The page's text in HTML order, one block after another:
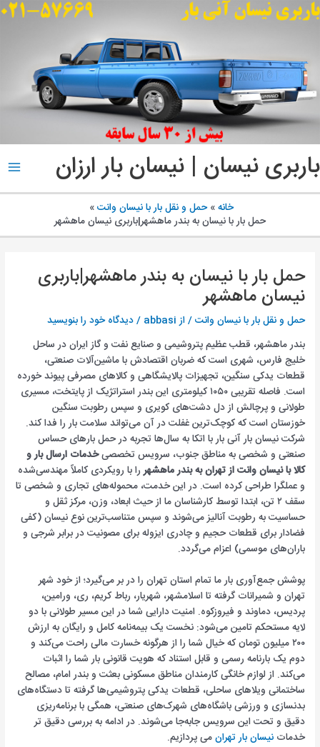
باربری نیسان | نیسان بار ارزان
خانه
حمل و نقل بار با نیسان وانت
حمل بار با نیسان به بندر ماهشهر|باربری نیسان ماهشهر
حمل بار با نیسان به بندر ماهشهر|باربری
نیسان ماهشهر
حمل و نقل بار با نیسان وانت/ از abbasi
/دیدگاه‌ خود را بنویسید
بندر ماهشهر، قطب عظیم پتروشیمی و صنایع نفت و گاز ایران در ساحل
خلیج فارس، شهری است که ضربان اقتصادش با ماشین‌آلات صنعتی،
قطعات یدکی سنگین، تجهیزات پالایشگاهی و کالاهای مصرفی پیوند خورده
است. فاصله تقریبی ۱۰۵۰ کیلومتری این بندر استراتژیک از پایتخت، مسیری
طولانی و پرچالش از دل دشت‌های کویری و سپس رطوبت سنگین
خوزستان است که کوچک‌ترین غفلت در آن می‌تواند سلامت بار را فدا کند.
شرکت نیسان بار آنی بار با اتکا به سال‌ها تجربه در حمل بارهای حساس
صنعتی و شخصی به مناطق جنوب، سرویس تخصصیخدمات ارسال بار و
کالا با نیسان وانت از تهران به بندر ماهشهررا با رویکردی کاملاً مهندسی‌شده
و عملگرا طراحی کرده است. در این خدمت، محموله‌های تجاری و شخصی تا
سقف ۲ تن، ابتدا توسط کارشناسان ما از حیث ابعاد، وزن، مرکز ثقل و
حساسیت به رطوبت آنالیز می‌شوند و سپس متناسب‌ترین نوع نیسان (کفی
فضادار برای قطعات حجیم و چادری ایزوله برای مصونیت در برابر شرجی و
باران‌های موسمی) اعزام می‌گردد.
پوشش جمع‌آوری بار ما تمام استان تهران را در بر می‌گیرد؛ از خود شهر
تهران و شمیرانات گرفته تا اسلامشهر، شهریار، رباط کریم، ری، ورامین،
پردیس، دماوند و فیروزکوه. امنیت دارایی شما در این مسیر طولانی با دو
لایه مستحکم تامین می‌شود: نخست یک بیمه‌نامه کامل و رایگان به ارزش
۲۰۰ میلیون تومان که خیال شما را از هرگونه خسارت مالی راحت می‌کند و
دوم یک بارنامه رسمی و قابل استناد که هویت قانونی بار شما را اثبات
می‌کند. از لوازم خانگی کارمندان مناطق مسکونی بعثت و بندر امام، مصالح
ساختمانی ویلاهای ساحلی، قطعات یدکی پتروشیمی‌ها گرفته تا دستگاه‌های
بدنسازی و ورزشی باشگاه‌های شهرک‌های صنعتی، همگی با برنامه‌ریزی
دقیق و تحت این سرویس جابه‌جا می‌شوند. در ادامه به بررسی دقیق تر
خدماتنیسان بار تهرانمی پردازیم.